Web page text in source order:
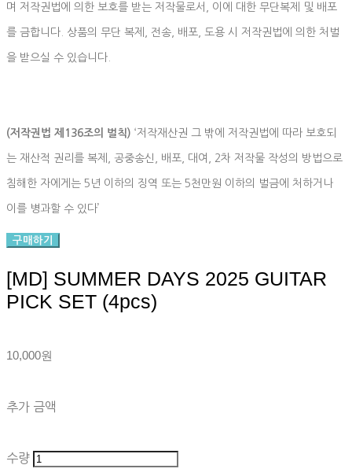
며 저작권법에 의한 보호를 받는 저작물로서, 이에 대한 무단복제 및 배포
를 금합니다. 상품의 무단 복제, 전송, 배포, 도용 시 저작권법에 의한 처벌
을 받으실 수 있습니다.
(저작권법 제136조의 벌칙) ‘저작재산권 그 밖에 저작권법에 따라 보호되
는 재산적 권리를 복제, 공중송신, 배포, 대여, 2차 저작물 작성의 방법으로
침해한 자에게는 5년 이하의 징역 또는 5천만원 이하의 벌금에 처하거나
이를 병과할 수 있다’
구매하기
[MD] SUMMER DAYS 2025 GUITAR
PICK SET (4pcs)
10,000원
추가 금액
수량